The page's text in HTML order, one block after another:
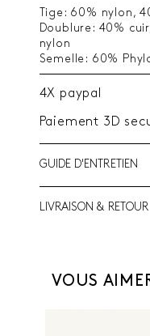
Tige: 60% nylon,
Doublure: 40%
nylon
Semelle: 60%
4X paypal
Paiement 3D
GUIDE D'ENTRETIEN
LIVRAISON & RETOUR
VOUS